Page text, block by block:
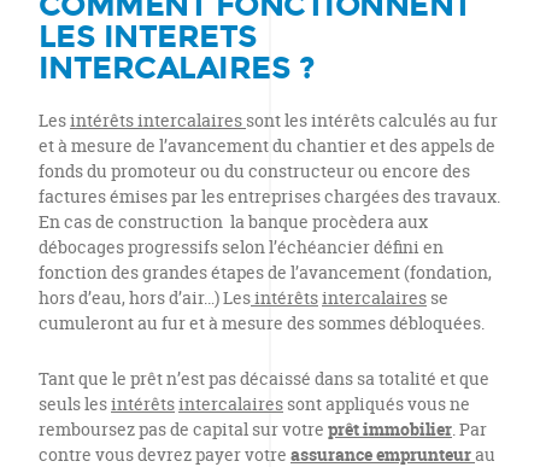
LES INTERETS
INTERCALAIRES ?
Lesintérêts intercalaires sont les intérêts calculés au fur
et à mesure de l’avancement du chantier et des appels de
fonds du promoteur ou du constructeur ou encore des
factures émises par les entreprises chargées des travaux.
En cas de construction la banque procèdera aux
débocages progressifs selon l’échéancier défini en
fonction des grandes étapes de l’avancement (fondation,
hors d’eau, hors d’air…) Lesintérêtsintercalaires se
cumuleront au fur et à mesure des sommes débloquées.
Tant que le prêt n’est pas décaissé dans sa totalité et que
seuls lesintérêtsintercalaires sont appliqués vous ne
remboursez pas de capital sur votre prêt immobilier. Par
contre vous devrez payer votre assurance emprunteurau